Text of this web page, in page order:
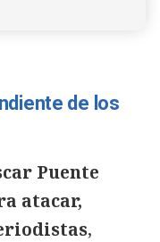
de los
Puente
atacar,
,